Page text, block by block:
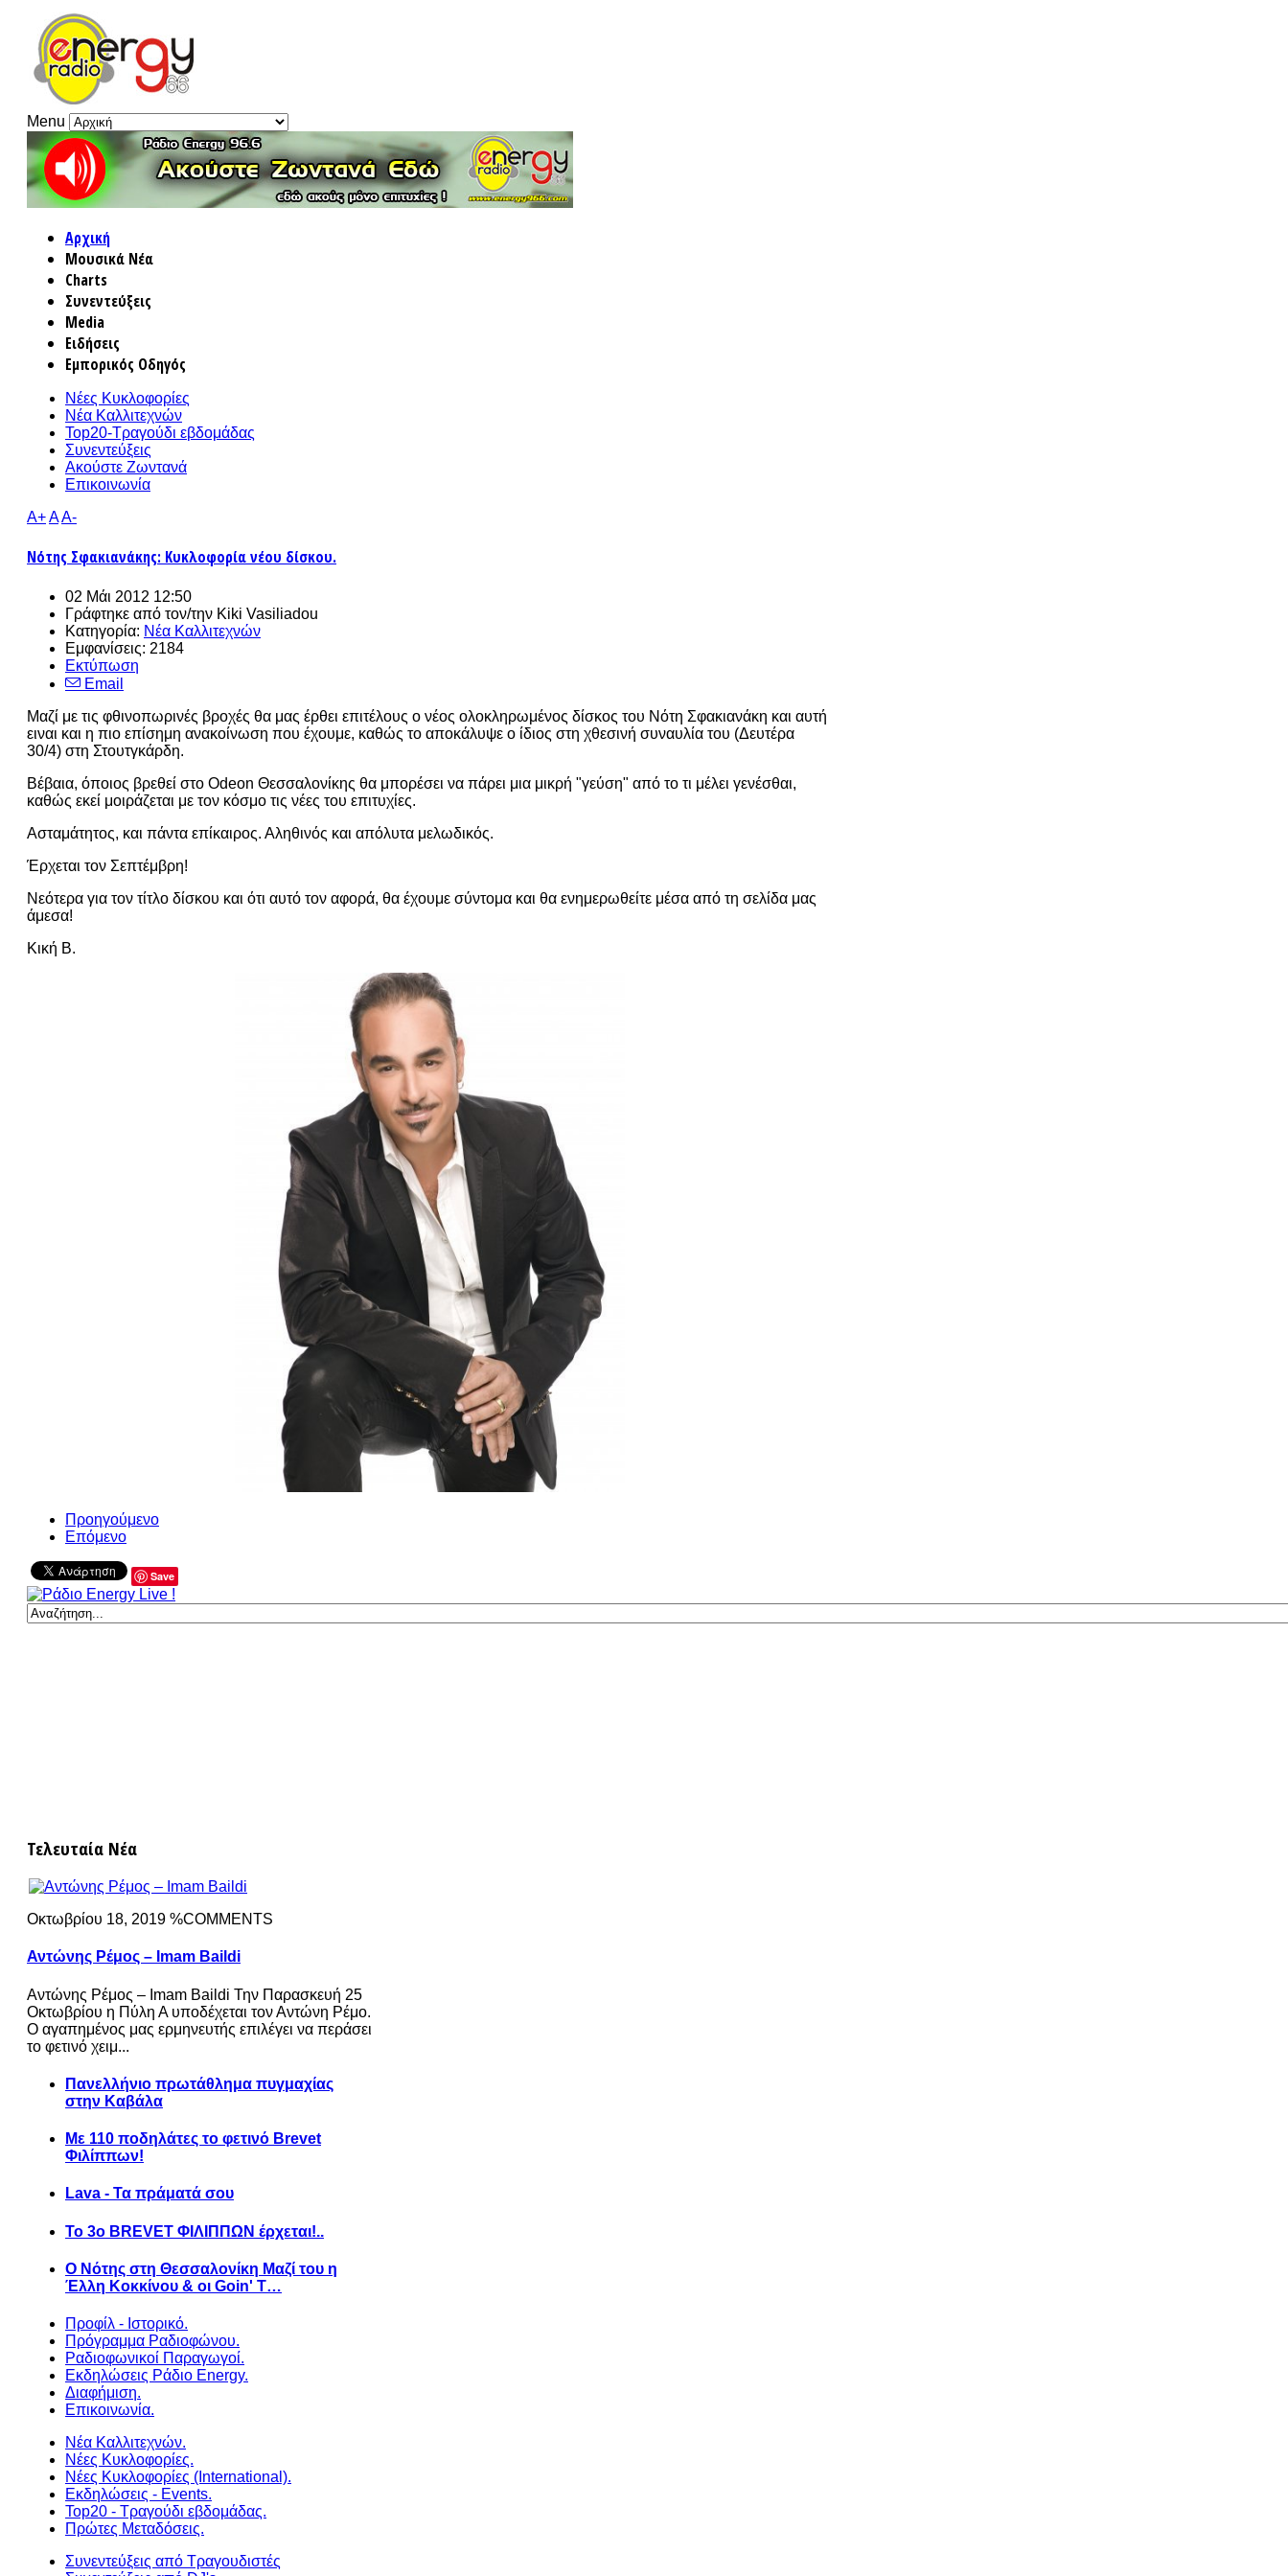
Menu
Αρχική
Μουσικά Νέα
Charts
Συνεντεύξεις
Media
Ειδήσεις
Εμπορικός Οδηγός
Νέες Κυκλοφορίες
Νέα Καλλιτεχνών
Top20-Τραγούδι εβδομάδας
Συνεντεύξεις
Ακούστε Ζωντανά
Επικοινωνία
A+AA-
Νότης Σφακιανάκης: Κυκλοφορία νέου δίσκου.
02 Μάι 2012 12:50
Γράφτηκε από τον/την Kiki Vasiliadou
Κατηγορία: Νέα Καλλιτεχνών
Εμφανίσεις: 2184
Εκτύπωση
Email
Μαζί με τις φθινοπωρινές βροχές θα μας έρθει επιτέλους ο νέος ολοκληρωμένος δίσκος του Νότη Σφακιανάκη και αυτή
ειναι και η πιο επίσημη ανακοίνωση που έχουμε, καθώς το αποκάλυψε ο ίδιος στη χθεσινή συναυλία του (Δευτέρα
30/4) στη Στουτγκάρδη.
Βέβαια, όποιος βρεθεί στο Odeon Θεσσαλονίκης θα μπορέσει να πάρει μια μικρή "γεύση" από το τι μέλει γενέσθαι,
καθώς εκεί μοιράζεται με τον κόσμο τις νέες του επιτυχίες.
Ασταμάτητος, και πάντα επίκαιρος. Αληθινός και απόλυτα μελωδικός.
Έρχεται τον Σεπτέμβρη!
Νεότερα για τον τίτλο δίσκου και ότι αυτό τον αφορά, θα έχουμε σύντομα και θα ενημερωθείτε μέσα από τη σελίδα μας
άμεσα!
Κική Β.
Προηγούμενο
Επόμενο
Save
Τελευταία Νέα
Οκτωβρίου 18, 2019 %COMMENTS
Αντώνης Ρέμος – Imam Baildi
Αντώνης Ρέμος – Imam Baildi Την Παρασκευή 25
Οκτωβρίου η Πύλη Α υποδέχεται τον Αντώνη Ρέμο.
Ο αγαπημένος μας ερμηνευτής επιλέγει να περάσει
το φετινό χειμ...
Πανελλήνιο πρωτάθλημα πυγμαχίας
στην Καβάλα
Με 110 ποδηλάτες το φετινό Brevet
Φιλίππων!
Lava - Τα πράματά σου
Το 3ο BREVET ΦΙΛΙΠΠΩΝ έρχεται!..
Ο Νότης στη Θεσσαλονίκη Μαζί του η
Έλλη Κοκκίνου & οι Goin' T…
Προφίλ - Ιστορικό.
Πρόγραμμα Ραδιοφώνου.
Ραδιοφωνικοί Παραγωγοί.
Εκδηλώσεις Ράδιο Energy.
Διαφήμιση.
Επικοινωνία.
Νέα Καλλιτεχνών.
Νέες Κυκλοφορίες.
Νέες Κυκλοφορίες (International).
Εκδηλώσεις - Events.
Top20 - Τραγούδι εβδομάδας.
Πρώτες Μεταδόσεις.
Συνεντεύξεις από Τραγουδιστές